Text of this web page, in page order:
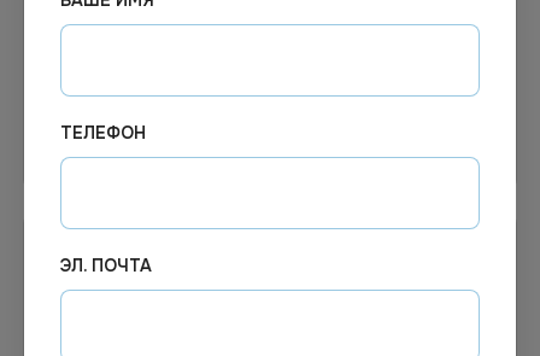
автоматической системой
мойки 5л
ТЕЛЕФОН
ЭЛ. ПОЧТА